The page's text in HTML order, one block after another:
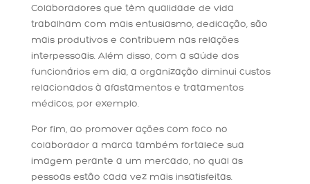
Colaboradores que têm qualidade de vida
trabalham com mais entusiasmo, dedicação, são
mais produtivos e contribuem nas relações
interpessoais. Além disso, com a saúde dos
funcionários em dia, a organização diminui custos
relacionados à afastamentos e tratamentos
médicos, por exemplo.
Por fim, ao promover ações com foco no
colaborador a marca também fortalece sua
imagem perante a um mercado, no qual as
pessoas estão cada vez mais insatisfeitas.